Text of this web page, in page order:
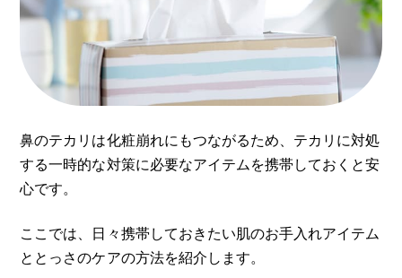
鼻のテカリは化粧崩れにもつながるため、テカリに対処
する一時的な対策に必要なアイテムを携帯しておくと安
心です。
ここでは、日々携帯しておきたい肌のお手入れアイテム
ととっさのケアの方法を紹介します。